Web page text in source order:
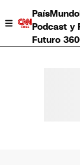
PaísMundo
Podcast y
Futuro 360